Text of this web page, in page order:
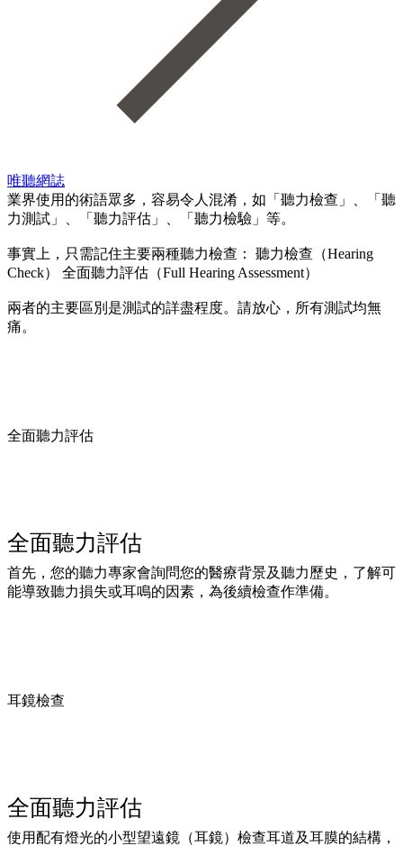
唯聽網誌
業界使用的術語眾多，容易令人混淆，如「聽力檢查」、「聽
力測試」、「聽力評估」、「聽力檢驗」等。
事實上，只需記住主要兩種聽力檢查： 聽力檢查（Hearing
Check） 全面聽力評估（Full Hearing Assessment）
兩者的主要區別是測試的詳盡程度。請放心，所有測試均無
痛。
全面聽力評估
全面聽力評估
首先，您的聽力專家會詢問您的醫療背景及聽力歷史，了解可
能導致聽力損失或耳鳴的因素，為後續檢查作準備。
耳鏡檢查
全面聽力評估
使用配有燈光的小型望遠鏡（耳鏡）檢查耳道及耳膜的結構，